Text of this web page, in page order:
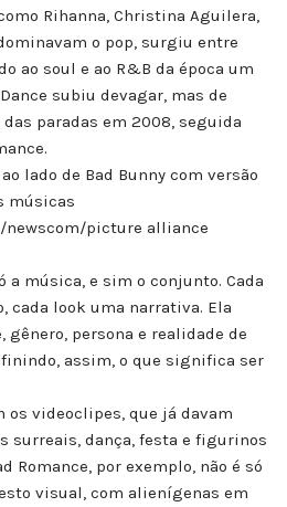
Rihanna, Christina Aguilera,
o pop, surgiu entre
ao soul e ao R&B da época um
subiu devagar, mas de
paradas em 2008, seguida
lado de Bad Bunny com versão
músicas
newscom/picture alliance
a música, e sim o conjunto. Cada
cada look uma narrativa. Ela
persona e realidade de
assim, o que significa ser
videoclipes, que já davam
surreais, dança, festa e figurinos
Romance, por exemplo, não é só
visual, com alienígenas em